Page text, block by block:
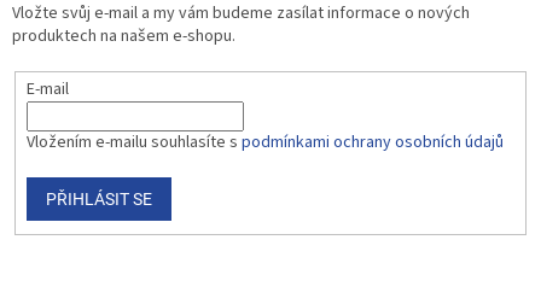
Vložte svůj e-mail a my vám budeme zasílat informace o nových
produktech na našem e-shopu.
E-mail
Vložením e-mailu souhlasíte s podmínkami ochrany osobních údajů
PŘIHLÁSIT SE